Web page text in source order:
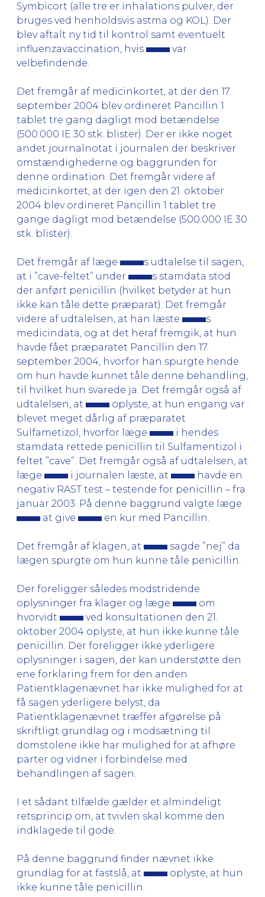
Symbicort (alle tre er inhalations pulver, der
bruges ved henholdsvis astma og KOL). Der
blev aftalt ny tid til kontrol samt eventuelt
influenzavaccination, hvis
var
velbefindende.
Det fremgår af medicinkortet, at der den 17.
september 2004 blev ordineret Pancillin 1
tablet tre gang dagligt mod betændelse
(500.000 IE 30 stk. blister). Der er ikke noget
andet journalnotat i journalen der beskriver
omstændighederne og baggrunden for
denne ordination. Det fremgår videre af
medicinkortet, at der igen den 21. oktober
2004 blev ordineret Pancillin 1 tablet tre
gange dagligt mod betændelse (500.000 IE 30
stk. blister).
Det fremgår af læge
s udtalelse til sagen,
at i ”cave-feltet” under
s stamdata stod
der anført penicillin (hvilket betyder at hun
ikke kan tåle dette præparat). Det fremgår
videre af udtalelsen, at han læste
s
medicindata, og at det heraf fremgik, at hun
havde fået præparatet Pancillin den 17.
september 2004, hvorfor han spurgte hende
om hun havde kunnet tåle denne behandling,
til hvilket hun svarede ja. Det fremgår også af
udtalelsen, at
oplyste, at hun engang var
blevet meget dårlig af præparatet
Sulfametizol, hvorfor læge
i hendes
stamdata rettede penicillin til Sulfamentizol i
feltet ”cave”. Det fremgår også af udtalelsen, at
læge
i journalen læste, at
havde en
negativ RAST test – testende for penicillin – fra
januar 2003. På denne baggrund valgte læge
at give
en kur med Pancillin.
Det fremgår af klagen, at
sagde ”nej” da
lægen spurgte om hun kunne tåle penicillin.
Der foreligger således modstridende
oplysninger fra klager og læge
om
hvorvidt
ved konsultationen den 21.
oktober 2004 oplyste, at hun ikke kunne tåle
penicillin. Der foreligger ikke yderligere
oplysninger i sagen, der kan understøtte den
ene forklaring frem for den anden.
Patientklagenævnet har ikke mulighed for at
få sagen yderligere belyst, da
Patientklagenævnet træffer afgørelse på
skriftligt grundlag og i modsætning til
domstolene ikke har mulighed for at afhøre
parter og vidner i forbindelse med
behandlingen af sagen.
I et sådant tilfælde gælder et almindeligt
retsprincip om, at tvivlen skal komme den
indklagede til gode.
På denne baggrund finder nævnet ikke
grundlag for at fastslå, at
oplyste, at hun
ikke kunne tåle penicillin.